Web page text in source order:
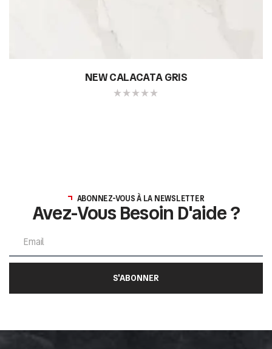
NEW CALACATA GRIS
ABONNEZ-VOUS À LA NEWSLETTER
Avez-Vous Besoin D'aide ?
S'ABONNER